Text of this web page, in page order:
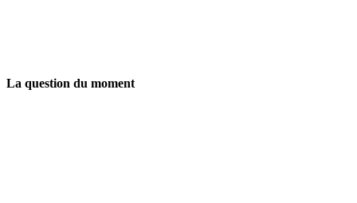
La question du moment